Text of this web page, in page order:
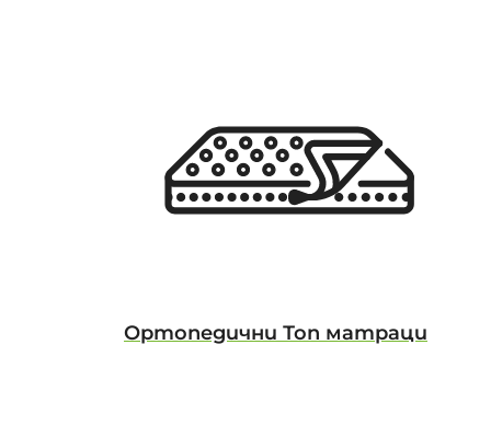
Ортопедични Топ матраци